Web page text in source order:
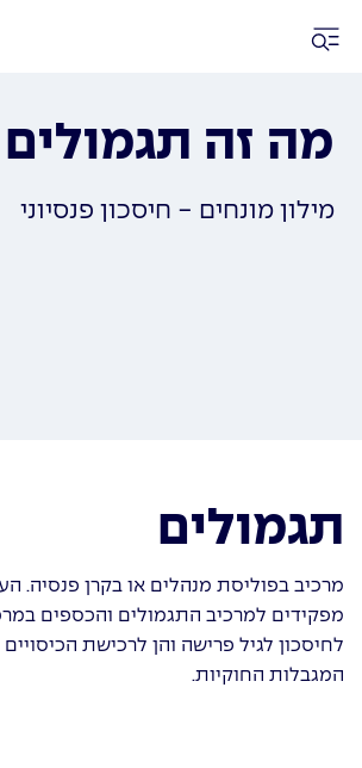
מה זה תגמולים
מילון מונחים - חיסכון פנסיוני
תגמולים
מרכיב בפוליסת מנהלים או בקרן פנסיה.
מפקידים למרכיב התגמולים והכספים
לחיסכון לגיל פרישה והן לרכישת
המגבלות החוקיות.